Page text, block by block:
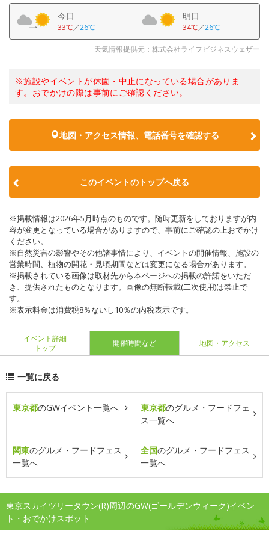
今日
33℃／26℃
明日
34℃／26℃
天気情報提供元：株式会社ライフビジネスウェザー
※施設やイベントが休園・中止になっている場合がありま
す。おでかけの際は事前にご確認ください。
地図・アクセス情報、電話番号を確認する
このイベントのトップへ戻る
※掲載情報は2026年5月時点のものです。随時更新をしておりますが内
容が変更となっている場合がありますので、事前にご確認の上おでかけ
ください。
※自然災害の影響やその他諸事情により、イベントの開催情報、施設の
営業時間、植物の開花・見頃期間などは変更になる場合があります。
※掲載されている画像は取材先から本ページへの掲載の許諾をいただ
き、提供されたものとなります。画像の無断転載(二次使用)は禁止で
す。
※表示料金は消費税8％ないし10％の内税表示です。
イベント詳細
トップ
開催時間など 地図・アクセス
一覧に戻る
東京都のGWイベント一覧へ 東京都のグルメ・フードフェ
ス一覧へ
関東のグルメ・フードフェス
一覧へ
全国のグルメ・フードフェス
一覧へ
東京スカイツリータウン(R)周辺のGW(ゴールデンウィーク)イベン
ト・おでかけスポット